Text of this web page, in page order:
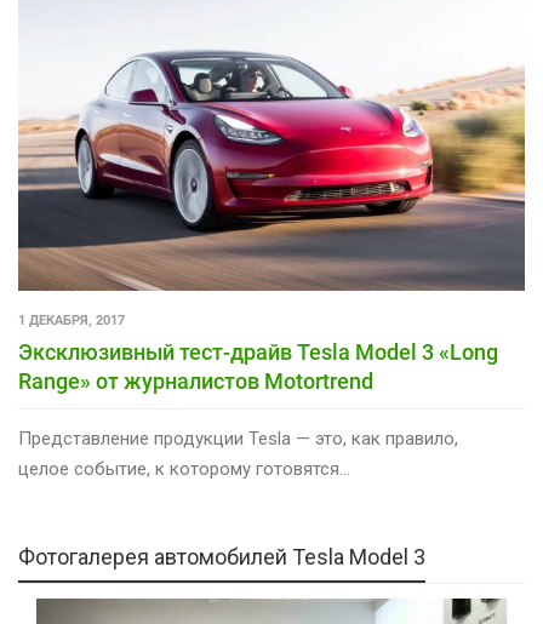
1 ДЕКАБРЯ, 2017
Эксклюзивный тест-драйв Tesla Model 3 «Long
Range» от журналистов Motortrend
Представление продукции Tesla — это, как правило,
целое событие, к которому готовятся…
Фотогалерея автомобилей Tesla Model 3